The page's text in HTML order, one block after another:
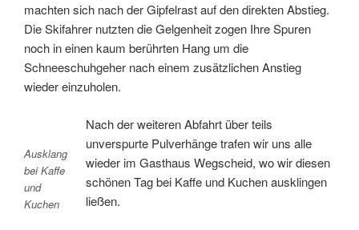
machten sich nach der Gipfelrast auf den direkten Abstieg.
Die Skifahrer nutzten die Gelgenheit zogen Ihre Spuren
noch in einen kaum berührten Hang um die
Schneeschuhgeher nach einem zusätzlichen Anstieg
wieder einzuholen.
Ausklang
bei Kaffe
und
Kuchen
Nach der weiteren Abfahrt über teils
unverspurte Pulverhänge trafen wir uns alle
wieder im Gasthaus Wegscheid, wo wir diesen
schönen Tag bei Kaffe und Kuchen ausklingen
ließen.